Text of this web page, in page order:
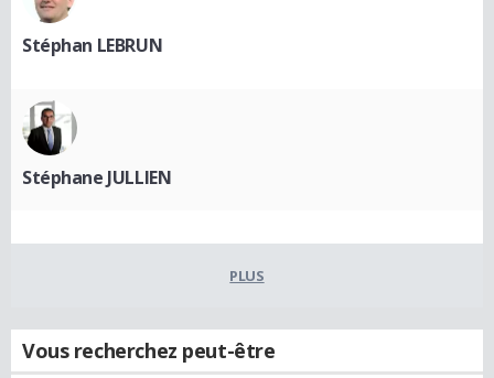
Stéphan LEBRUN
Stéphane JULLIEN
PLUS
Vous recherchez peut-être